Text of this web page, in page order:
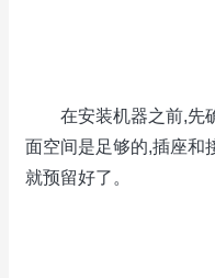
在安装机器之前,先确
面空间是足够的,插座和
就预留好了。